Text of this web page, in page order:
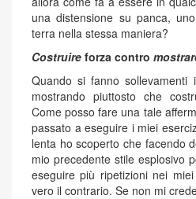
una distensione su panca,
terra nella stessa maniera?
Costruire forza contro
Quando si fanno
mostrando piuttosto che
Come posso fare una tale
passato a eseguire i miei
lenta ho scoperto che facendo
mio precedente stile esplosivo
eseguire più ripetizioni nei
vero il contrario. Se non mi